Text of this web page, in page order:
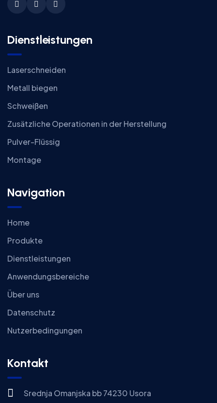
Dienstleistungen
Laserschneiden
Metall biegen
Schweißen
Zusätzliche Operationen in der Herstellung
Pulver-Flüssig
Montage
Navigation
Home
Produkte
Dienstleistungen
Anwendungsbereiche
Über uns
Datenschutz
Nutzerbedingungen
Kontakt
Srednja Omanjska bb 74230 Usora